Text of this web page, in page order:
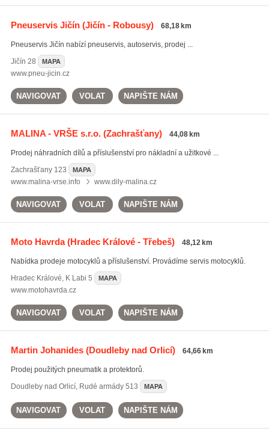
Pneuservis Jičín(Jičín - Robousy) 68,18 km
Pneuservis Jičín nabízí pneuservis, autoservis, prodej ...
Jičín 28 MAPA
www.pneu-jicin.cz
NAVIGOVAT VOLAT NAPIŠTE NÁM
MALINA - VRŠE s.r.o.(Zachrašťany) 44,08 km
Prodej náhradních dílů a příslušenství pro nákladní a užitkové ...
Zachrašťany123 MAPA
www.malina-vrse.info www.dily-malina.cz
NAVIGOVAT VOLAT NAPIŠTE NÁM
Moto Havrda(Hradec Králové - Třebeš) 48,12 km
Nabídka prodeje motocyklů a příslušenství. Provádíme servis motocyklů.
Hradec Králové, K Labi 5 MAPA
www.motohavrda.cz
NAVIGOVAT VOLAT NAPIŠTE NÁM
Martin Johanides(Doudleby nad Orlicí) 64,66 km
Prodej použitých pneumatik a protektorů.
Doudleby nad Orlicí, Rudé armády 513 MAPA
NAVIGOVAT VOLAT NAPIŠTE NÁM